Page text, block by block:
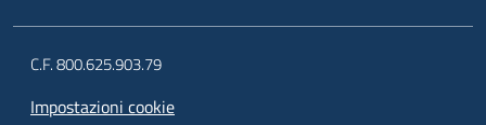
C.F. 800.625.903.79
Impostazioni cookie